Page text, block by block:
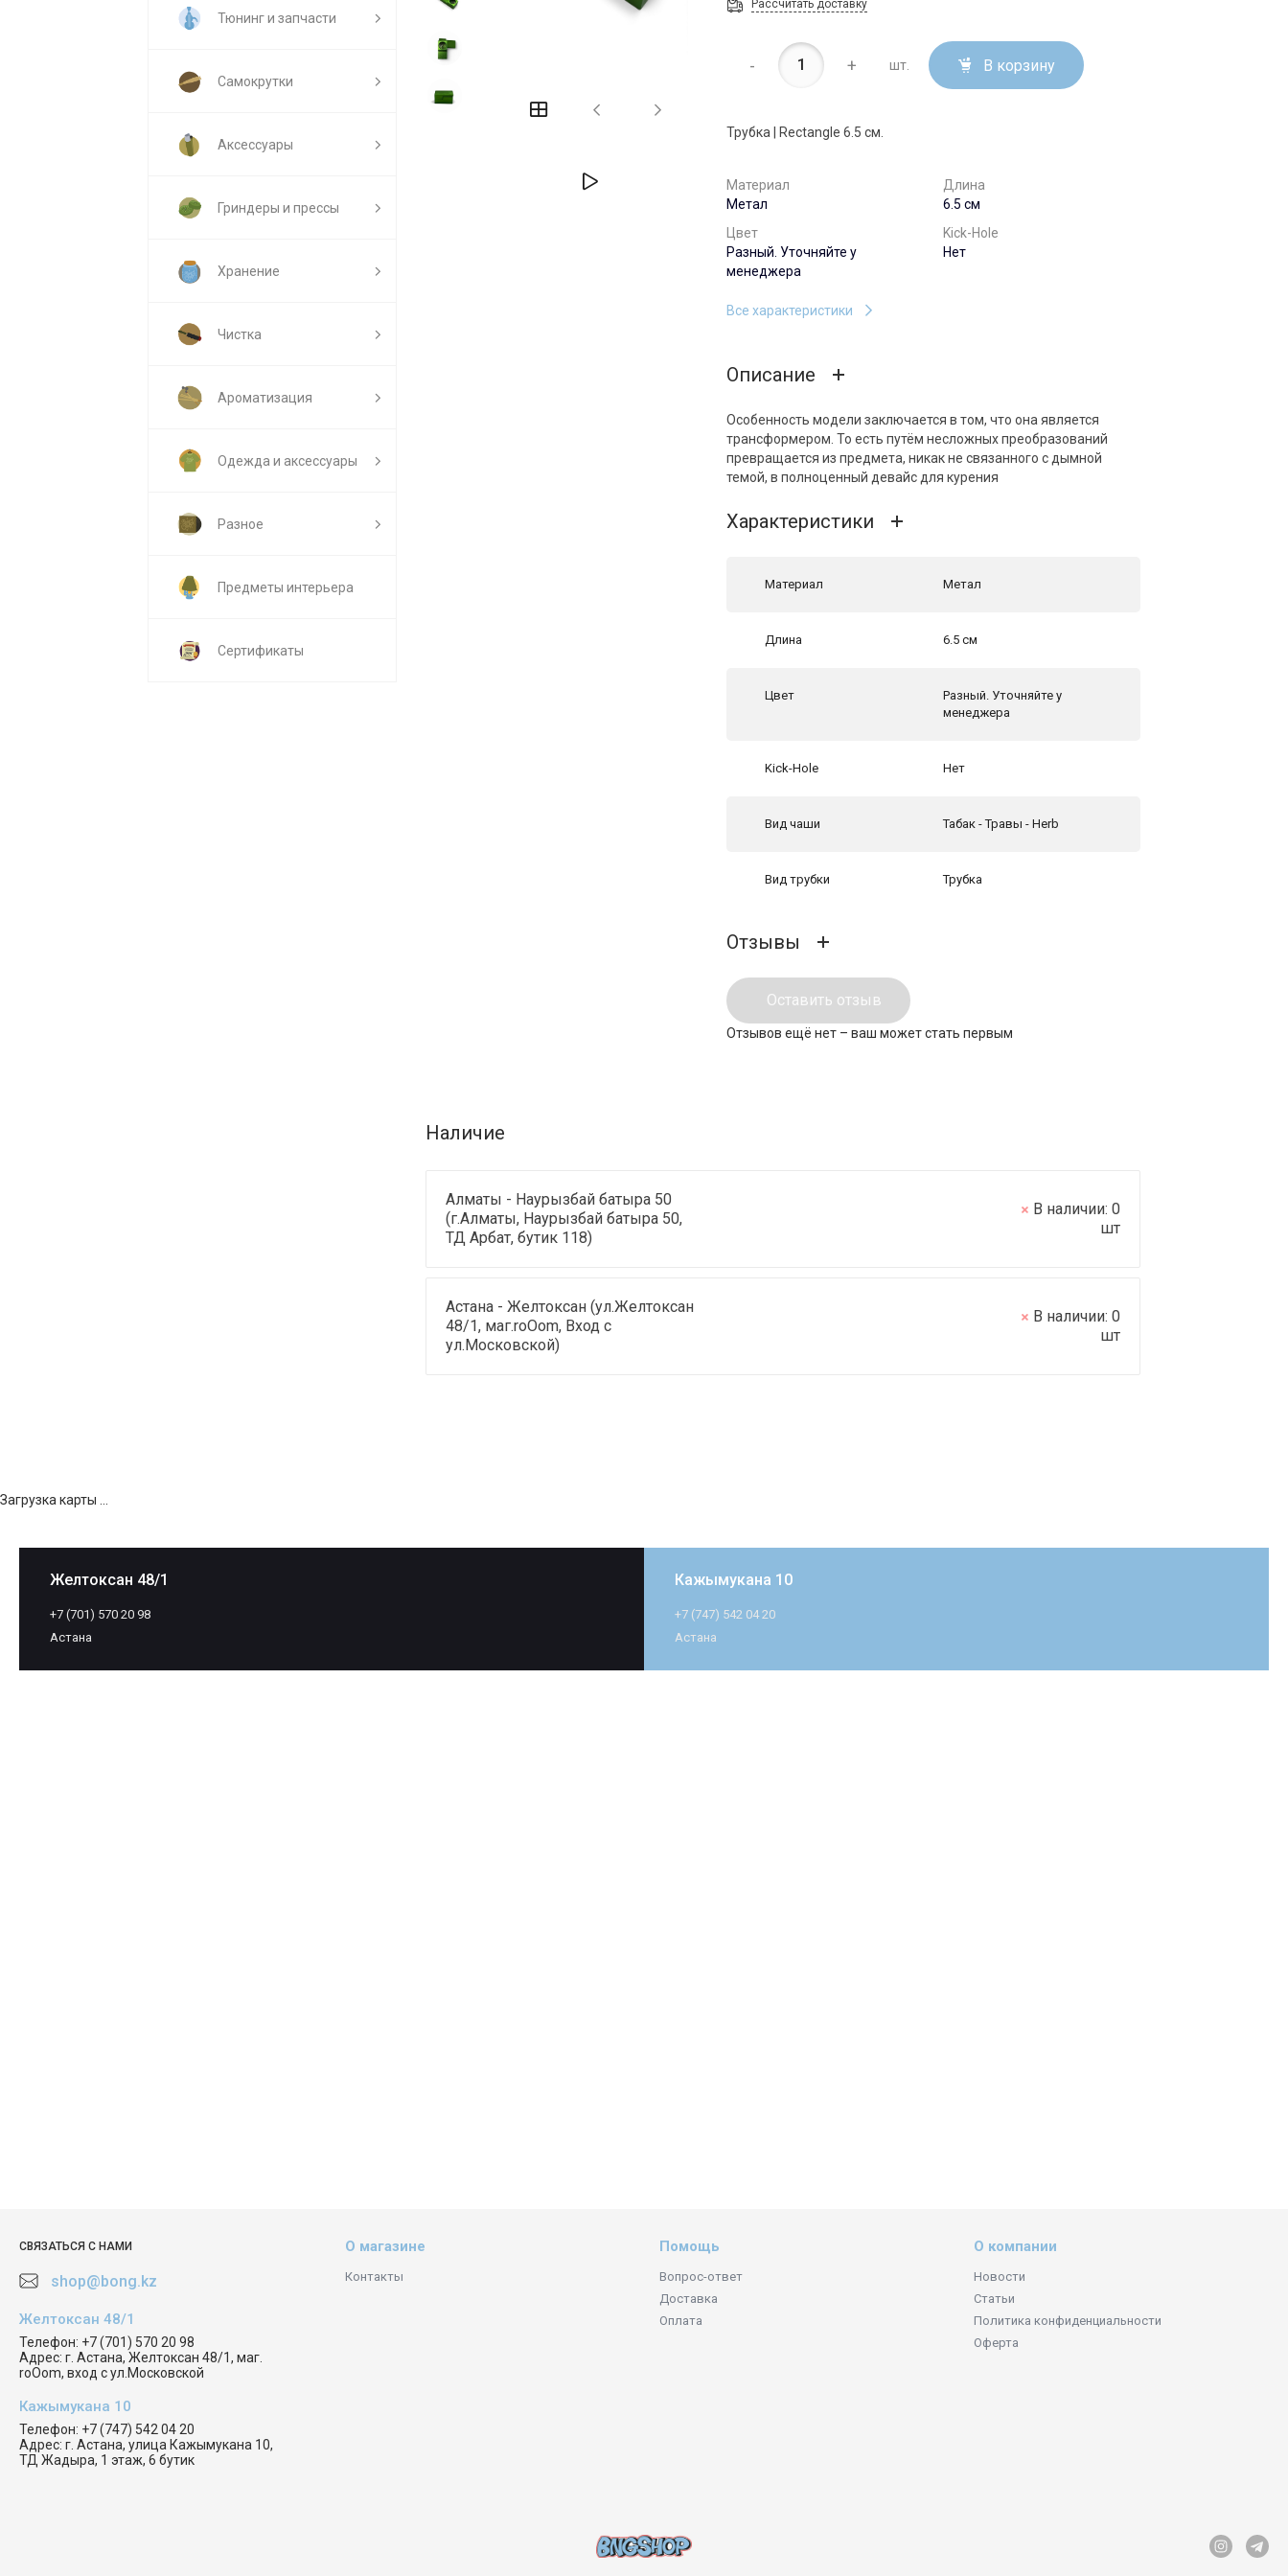
Тюнинг и запчасти
Самокрутки
Аксессуары
Гриндеры и прессы
Хранение
Чистка
Ароматизация
Одежда и аксессуары
Разное
Предметы интерьера
Сертификаты
Рассчитать доставку
- + шт. В корзину
Трубка | Rectangle 6.5 см.
Материал
Метал
Длина
6.5 см
Цвет
Разный. Уточняйте у
менеджера
Kick-Hole
Нет
Все характеристики
Описание
Особенность модели заключается в том, что она является
трансформером. То есть путём несложных преобразований
превращается из предмета, никак не связанного с дымной
темой, в полноценный девайс для курения
Характеристики
Материал Метал
Длина 6.5 см
Цвет
Разный. Уточняйте у
менеджера
Kick-Hole Нет
Вид чаши Табак - Травы - Herb
Вид трубки Трубка
Отзывы
Оставить отзыв
Отзывов ещё нет – ваш может стать первым
Наличие
Алматы - Наурызбай батыра 50
(г.Алматы, Наурызбай батыра 50,
ТД Арбат, бутик 118)
В наличии: 0
шт
Астана - Желтоксан (ул.Желтоксан
48/1, маг.roOom, Вход с
ул.Московской)
В наличии: 0
шт
Желтоксан 48/1
+7 (701) 570 20 98
Астана
Кажымукана 10
+7 (747) 542 04 20
Астана
Загрузка карты ...
СВЯЗАТЬСЯ С НАМИ
shop@bong.kz
Желтоксан 48/1
Телефон: +7 (701) 570 20 98
Адрес: г. Астана, Желтоксан 48/1, маг.
roOom, вход с ул.Московской
Кажымукана 10
Телефон: +7 (747) 542 04 20
Адрес: г. Астана, улица Кажымукана 10,
ТД Жадыра, 1 этаж, 6 бутик
О магазине
Контакты
Помощь
Вопрос-ответ
Доставка
Оплата
О компании
Новости
Статьи
Политика конфиденциальности
Оферта